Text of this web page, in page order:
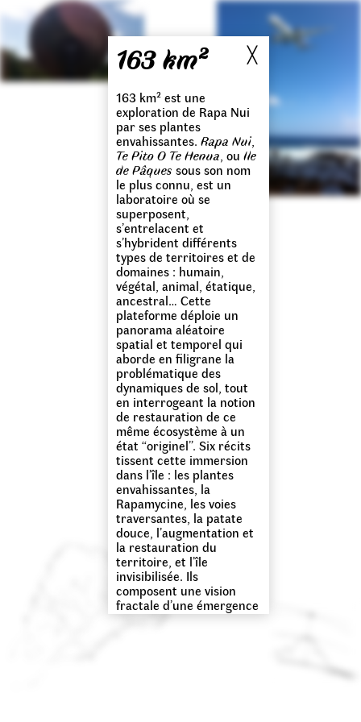
╳
163 km²
163 km² est une
exploration de Rapa Nui
par ses plantes
envahissantes.Rapa Nui,
Te Pito O Te Henua, ouIle
de Pâques sous son nom
le plus connu, est un
laboratoire où se
superposent,
s’entrelacent et
s’hybrident différents
types de territoires et de
domaines : humain,
végétal, animal, étatique,
ancestral… Cette
plateforme déploie un
panorama aléatoire
spatial et temporel qui
aborde en filigrane la
problématique des
dynamiques de sol, tout
en interrogeant la notion
de restauration de ce
même écosystème à un
état “originel”. Six récits
tissent cette immersion
dans l’île : les plantes
envahissantes, la
Rapamycine, les voies
traversantes, la patate
douce, l’augmentation et
la restauration du
territoire, et l’île
invisibilisée. Ils
composent une vision
fractale d’une émergence
de terre au beau milieu